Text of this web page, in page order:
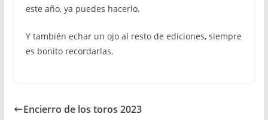
este año, ya puedes hacerlo.
Y también echar un ojo al resto de ediciones, siempre
es bonito recordarlas.
Encierro de los toros 2023